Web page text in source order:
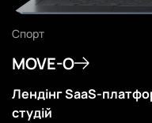
Спорт
MOVE-O
Лендінг SaaS-
студій